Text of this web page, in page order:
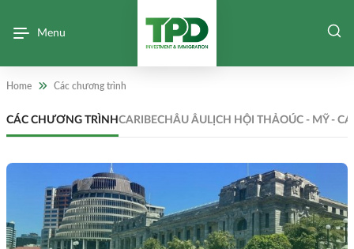
Menu
Home Các chương trình
CÁC CHƯƠNG TRÌNH CARIBECHÂU ÂU LỊCH HỘI THẢOÚC - MỸ -